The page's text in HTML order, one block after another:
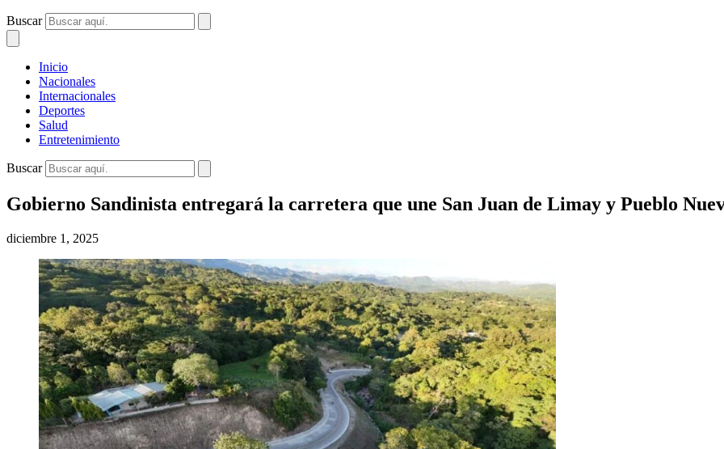
Buscar
Inicio
Nacionales
Internacionales
Deportes
Salud
Entretenimiento
Buscar
Gobierno Sandinista entregará la carretera que une San Juan de Limay y Pueblo
diciembre 1, 2025